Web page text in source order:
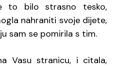
to bilo strasno tesko,
nahraniti svoje dijete,
sam se pomirila s tim.
Vasu stranicu, i citala,